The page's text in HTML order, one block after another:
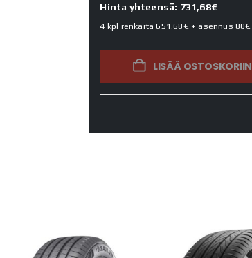
Hinta yhteensä: 731,68€
4 kpl renkaita651.68€+ asennus80€
LISÄÄ OSTOSKORIIN